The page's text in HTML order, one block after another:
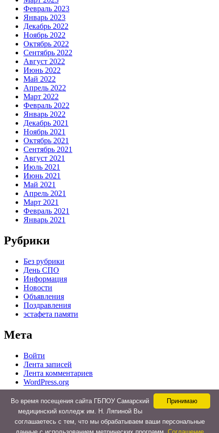
Февраль 2023
Январь 2023
Декабрь 2022
Ноябрь 2022
Октябрь 2022
Сентябрь 2022
Август 2022
Июнь 2022
Май 2022
Апрель 2022
Март 2022
Февраль 2022
Январь 2022
Декабрь 2021
Ноябрь 2021
Октябрь 2021
Сентябрь 2021
Август 2021
Июль 2021
Июнь 2021
Май 2021
Апрель 2021
Март 2021
Февраль 2021
Январь 2021
Рубрики
Без рубрики
День СПО
Информация
Новости
Объявления
Поздравления
эстафета памяти
Мета
Войти
Лента записей
Лента комментариев
WordPress.org
© 2015-2025
ГБПОУ "Самарский медицинский колледж им. Н. Ляпиной"
Принимаю
Во время посещения сайта ГБПОУ Самарский
медицинский колледж им. Н. Ляпиной Вы
соглашаетесь с тем, что мы обрабатываем ваши персональные